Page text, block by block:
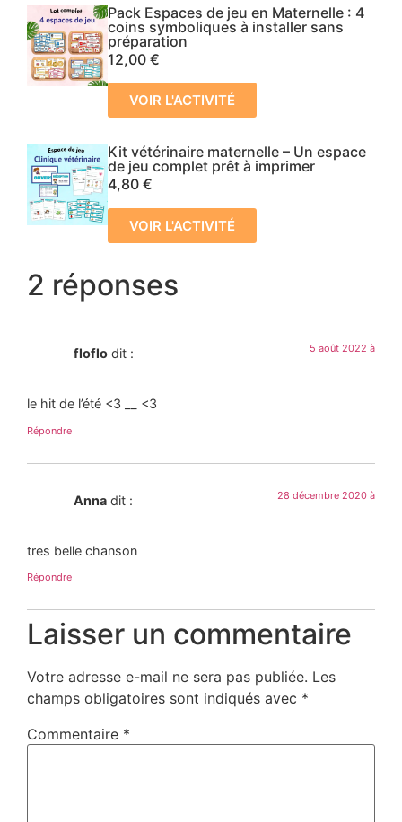
Pack Espaces de jeu en Maternelle : 4
coins symboliques à installer sans
préparation
12,00 €
VOIR L'ACTIVITÉ
Kit vétérinaire maternelle – Un espace
de jeu complet prêt à imprimer
4,80 €
VOIR L'ACTIVITÉ
2 réponses
floflo dit : 5 août 2022 à
le hit de l’été <3 __ <3
Répondre
Anna dit : 28 décembre 2020 à
tres belle chanson
Répondre
Laisser un commentaire
Votre adresse e-mail ne sera pas publiée. Les
champs obligatoires sont indiqués avec *
Commentaire *